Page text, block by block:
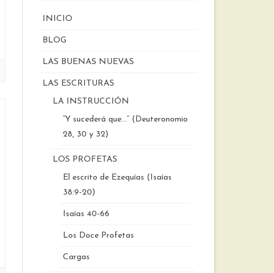
INICIO
BLOG
LAS BUENAS NUEVAS
LAS ESCRITURAS
LA INSTRUCCIÓN
“Y sucederá que…” (Deuteronomio
28, 30 y 32)
LOS PROFETAS
El escrito de Ezequías (Isaías
38:9-20)
Isaías 40-66
Los Doce Profetas
Cargas